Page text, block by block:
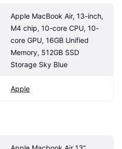
Apple MacBook Air, 13-inch,
M4 chip, 10-core CPU, 10-
core GPU, 16GB Unified
Memory, 512GB SSD
Storage Sky Blue
Apple